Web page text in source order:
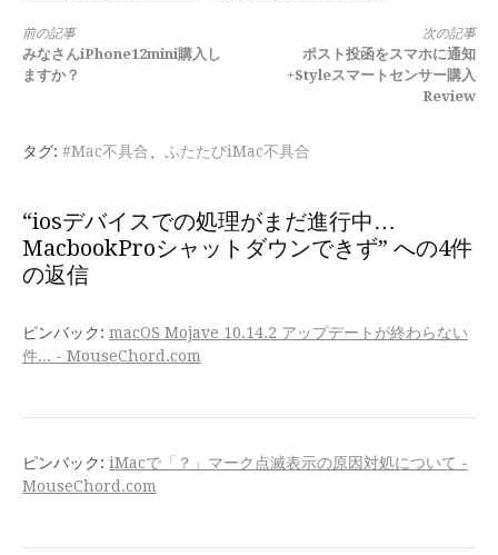
続
き
読
前の記事
みなさんiPhone12mini購入し
ますか？
次の記事
ポスト投函をスマホに通知
+Styleスマートセンサー購入
Review
タグ: #Mac不具合 ふたたびiMac不具合
“iosデバイスでの処理がまだ進行中…
MacbookProシャットダウンできず” への4件
の返信
ピンバック: macOS Mojave 10.14.2 アップデートが終わらない
件... - MouseChord.com
ピンバック: iMacで「？」マーク点滅表示の原因対処について -
MouseChord.com